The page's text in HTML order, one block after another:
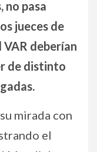
no pasa
jueces de
VAR deberían
de distinto
mirada con
el